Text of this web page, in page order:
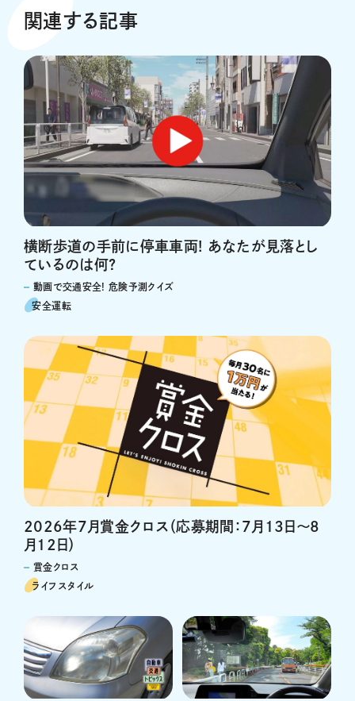
関連する記事
横断歩道の手前に停車車両! あなたが見落とし
ているのは何?
動画で交通安全! 危険予測クイズ
安全運転
2026年7月賞金クロス（応募期間：7月13日～8
月12日）
賞金クロス
ライフスタイル